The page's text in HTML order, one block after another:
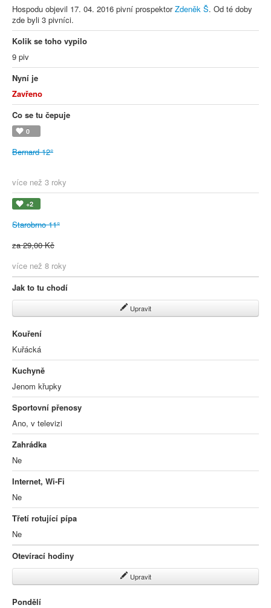
Hospodu objevil 17. 04. 2016 pivní prospektorZdeněk Š. Od té doby
zde byli 3 pivníci.
Kolik se toho vypilo
9 piv
Nyní je
Zavřeno
Co se tu čepuje
0
Bernard 12°
více než 3 roky
+2
Starobrno 11°
za 29,00 Kč
více než 8 roky
Jak to tu chodí
Upravit
Kouření
Kuřácká
Kuchyně
Jenom křupky
Sportovní přenosy
Ano, v televizi
Zahrádka
Ne
Internet, Wi-Fi
Ne
Třetí rotující pípa
Ne
Otevírací hodiny
Upravit
Pondělí